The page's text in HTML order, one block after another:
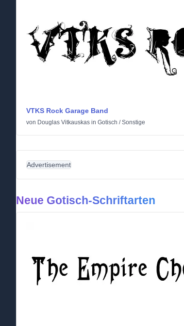
VTKS Rock Garage Band
von Douglas Vitkauskas in Gotisch /Sonstige
Advertisement
Neue Gotisch-Schriftarten